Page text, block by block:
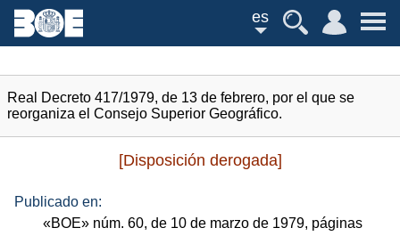
es
Real Decreto 417/1979, de 13 de febrero, por el que se
reorganiza el Consejo Superior Geográfico.
[Disposición derogada]
Publicado en:
«BOE» núm. 60, de 10 de marzo de 1979, páginas